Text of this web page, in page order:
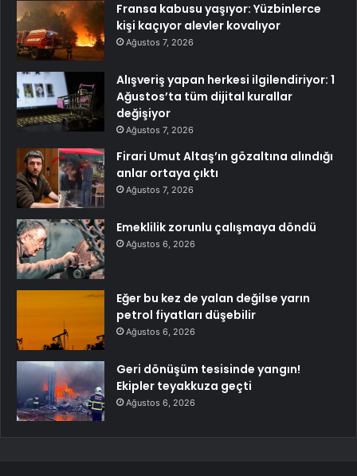
Fransa kabusu yaşıyor: Yüzbinlerce
kişi kaçıyor alevler kovalıyor
Ağustos 7, 2026
Alışveriş yapan herkesi ilgilendiriyor: 1
Ağustos’ta tüm dijital kurallar
değişiyor
Ağustos 7, 2026
Firari Umut Altaş’ın gözaltına alındığı
anlar ortaya çıktı
Ağustos 7, 2026
Emeklilik zorunlu çalışmaya döndü
Ağustos 6, 2026
Eğer bu kez de yalan değilse yarın
petrol fiyatları düşebilir
Ağustos 6, 2026
Geri dönüşüm tesisinde yangın!
Ekipler teyakkuza geçti
Ağustos 6, 2026